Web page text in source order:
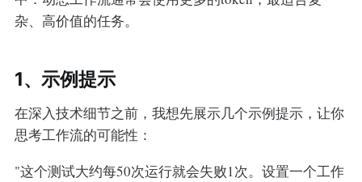
杂、高价值的任务。
1、示例提示
在深入技术细节之前，我想先展示几个示例提示，让你
思考工作流的可能性：
"这个测试大约每50次运行就会失败1次。设置一个工作